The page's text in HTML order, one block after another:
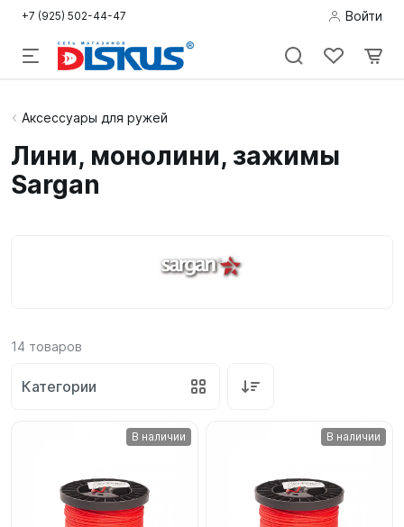
+7 (925) 502-44-47 Войти
Подводная
Дайвинг
Подарочные
Карты
Аксессуары для ружей
Лини, монолини, зажимы
Sargan
14 товаров
Категории
В наличии В наличии